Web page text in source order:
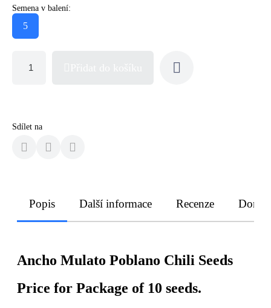
Semena v balení:
5
Sdílet na
Popis Další informace Recenze
Ancho Mulato Poblano Chili Seeds
Price for Package of 10 seeds.